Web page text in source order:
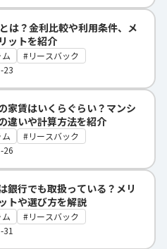
は？金利比較や利用条件、メ
ットを紹介
リースバック
23
家賃はいくらぐらい？マンシ
違いや計算方法を紹介
リースバック
26
銀行でも取扱っている？メリ
トや選び方を解説
リースバック